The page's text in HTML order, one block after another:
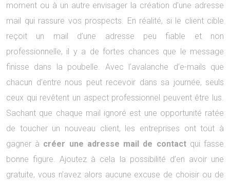
moment ou à un autre envisager la création d’une adresse
mail qui rassure vos prospects. En réalité, si le client cible
reçoit un mail d’une adresse peu fiable et non
professionnelle, il y a de fortes chances que le message
finisse dans la poubelle. Avec l’avalanche d’e-mails que
chacun d’entre nous peut recevoir dans sa journée, seuls
ceux qui revêtent un aspect professionnel peuvent être lus.
Sachant que chaque mail ignoré est une opportunité ratée
de toucher un nouveau client, les entreprises ont tout à
gagner à créer une adresse mail de contactqui fasse
bonne figure. Ajoutez à cela la possibilité d’en avoir une
gratuite, vous n’avez alors aucune excuse de choisir ou de